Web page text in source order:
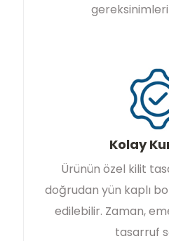
Kolay
Ürünün özel kilit
doğrudan yün kaplı
edilebilir. Zaman,
tasarruf